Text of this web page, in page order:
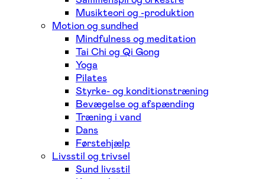
Musikteori og -produktion
Motion og sundhed
Mindfulness og meditation
Tai Chi og Qi Gong
Yoga
Pilates
Styrke- og konditionstræning
Bevægelse og afspænding
Træning i vand
Dans
Førstehjælp
Livsstil og trivsel
Sund livsstil